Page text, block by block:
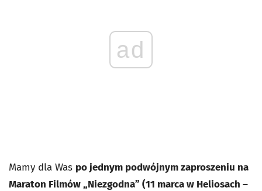
ad
Mamy dla Was po jednym podwójnym zaproszeniu na
Maraton Filmów „Niezgodna” (11 marca w Heliosach –